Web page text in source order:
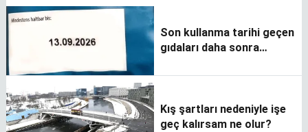
Son kullanma tarihi geçen
gıdaları daha sonra
Kış şartları nedeniyle işe
geç kalırsam ne olur?